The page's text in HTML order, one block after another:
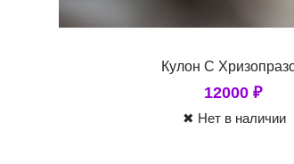
Кулон С
12000₽
✖ Нет в наличии